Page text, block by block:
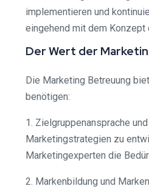
implementieren und
eingehend mit dem
Der Wert der
Die Marketing Betreuung
benötigen:
1. Zielgruppenansprache
Marketingstrategien zu
Marketingexperten die
2. Markenbildung und